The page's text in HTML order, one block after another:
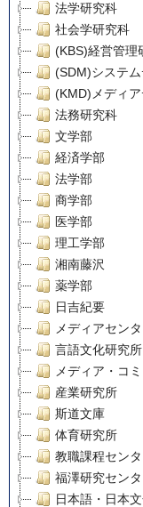
法学研究科
社会学研究科
(KBS)経営管理
(SDM)システ
(KMD)メディ
法務研究科
文学部
経済学部
法学部
商学部
医学部
理工学部
湘南藤沢
薬学部
日吉紀要
メディアセン
言語文化研究所
メディア・コ
産業研究所
斯道文庫
体育研究所
教職課程セン
福澤研究セン
日本語・日本